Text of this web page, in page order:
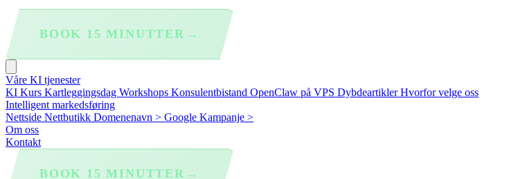
BOOK 15 MINUTTER →
Våre KI tjenester
KI Kurs Kartleggingsdag Workshops Konsulentbistand OpenClaw på VPS DybdeartiklerHvorfor velge oss
Intelligent markedsføring
Nettside Nettbutikk Domenenavn > Google Kampanje >
Om oss
Kontakt
BOOK 15 MINUTTER →